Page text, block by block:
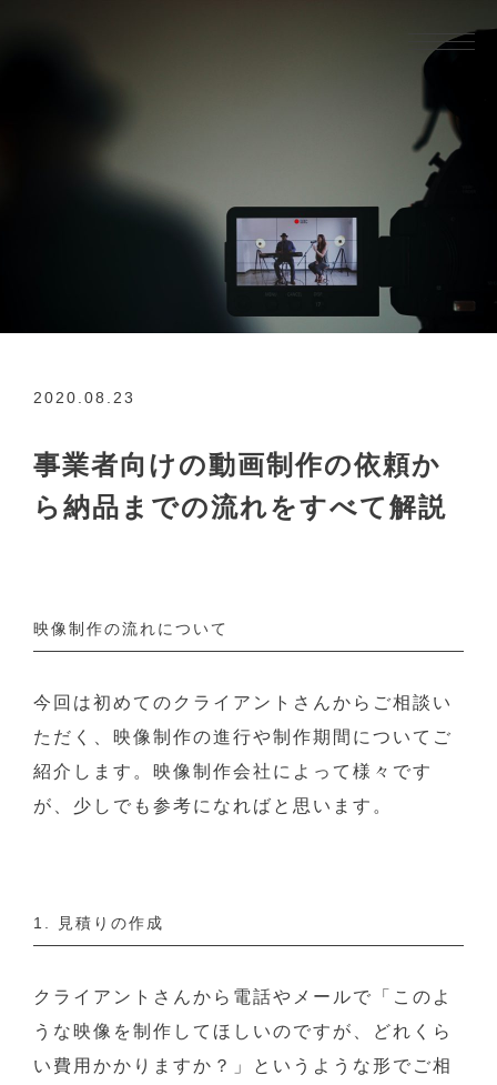
2020.08.23
事業者向けの動画制作の依頼か
ら納品までの流れをすべて解説
映像制作の流れについて
今回は初めてのクライアントさんからご相談い
ただく、映像制作の進行や制作期間についてご
紹介します。映像制作会社によって様々です
が、少しでも参考になればと思います。
1. 見積りの作成
クライアントさんから電話やメールで「このよ
うな映像を制作してほしいのですが、どれくら
い費用かかりますか？」というような形でご相